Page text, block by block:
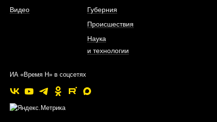
Видео
Губерния
Происшествия
Наука
и технологии
ИА «Время Н» в соцсетях